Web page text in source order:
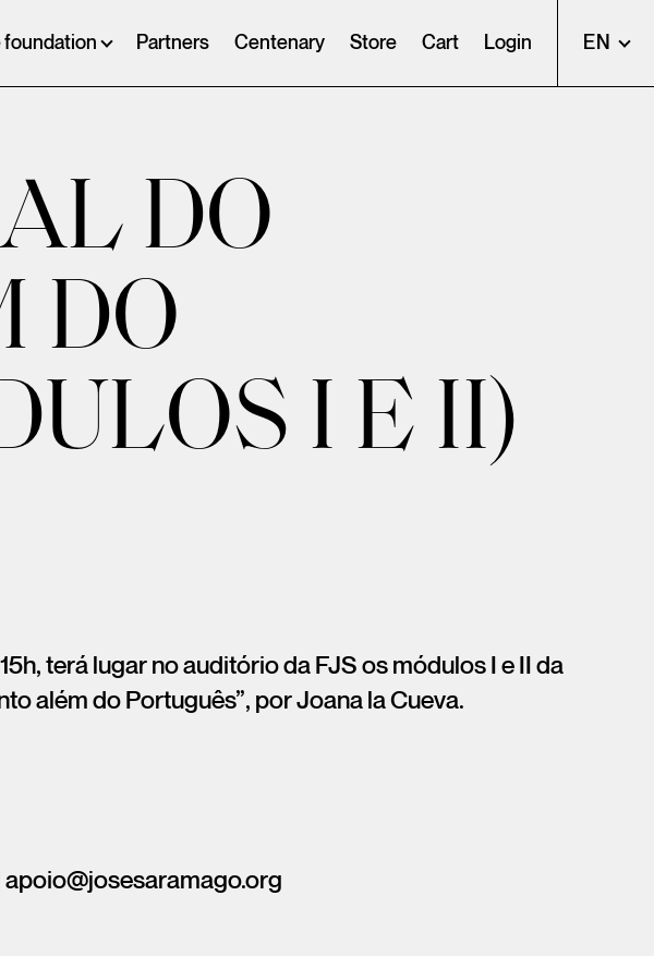
foundation Partners Centenary Store Cart Login EN
DO
DO
I E II)
terá lugar no auditório da FJS os módulos I e II da
além do Português”, por Joana la Cueva.